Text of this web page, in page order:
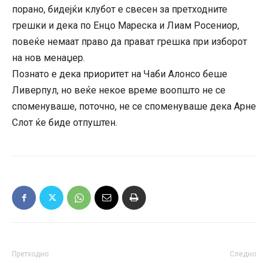
порано, бидејќи клубот е свесен за претходните
грешки и дека по Енцо Мареска и Лиам Росениор,
повеќе немаат право да прават грешка при изборот
на нов менаџер.
Познато е дека приоритет на Чаби Алонсо беше
Ливерпул, но веќе некое време воопшто не се
споменуваше, поточно, не се споменуваше дека Арне
Слот ќе биде отпуштен.
Претходно Следно